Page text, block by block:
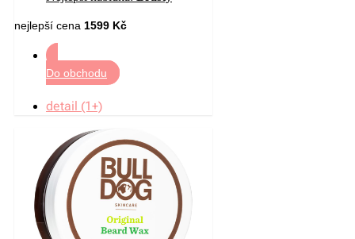
nejlepší cena 1599 Kč
Do obchodu
detail (1+)